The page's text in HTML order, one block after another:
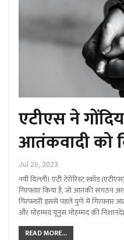
एटीएस ने
आतंकवादी को
Jul 26, 2023
नयी दिल्ली। एंटी टेरोरिस्ट स्कॉड
गिरफ्तार किया है, जो आतंकी संगठन
गिरफ्तारी इससे पहले पुणे में गिरफ्तार
और मोहम्मद यूनुस मोहम्मद की
READ MORE...